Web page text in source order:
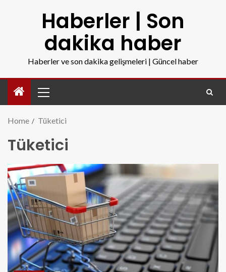
Haberler | Son
dakika haber
Haberler ve son dakika gelişmeleri | Güncel haber
Home Tüketici
Tüketici